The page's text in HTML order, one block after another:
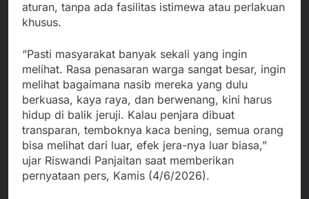
aturan, tanpa ada fasilitas istimewa atau perlakuan
khusus.
“Pasti masyarakat banyak sekali yang ingin
melihat. Rasa penasaran warga sangat besar, ingin
melihat bagaimana nasib mereka yang dulu
berkuasa, kaya raya, dan berwenang, kini harus
hidup di balik jeruji. Kalau penjara dibuat
transparan, temboknya kaca bening, semua orang
bisa melihat dari luar, efek jera-nya luar biasa,”
ujar Riswandi Panjaitan saat memberikan
pernyataan pers, Kamis (4/6/2026).